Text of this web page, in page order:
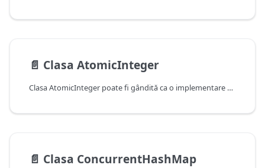
📄️ Clasa AtomicInteger
Clasa AtomicInteger poate fi gândită ca o implementare atomică a unui Integer, pentru că reţine o valoare de tip întreg și oferă operații atomice pe ea. Poate fi iniţializat cu o valoare sau nu, valoarea default fiind 0.
📄️ Clasa ConcurrentHashMap